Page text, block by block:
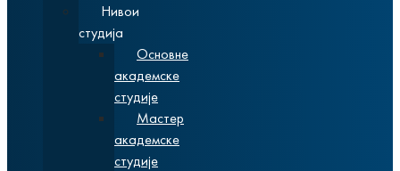
Нивои
студија
Основне
академске
студије
Мастер
академске
студије